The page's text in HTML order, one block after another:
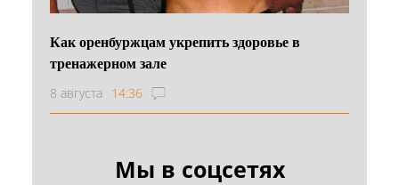
Как оренбуржцам укрепить здоровье в
тренажерном зале
8 августа 14:36
Мы в соцсетях